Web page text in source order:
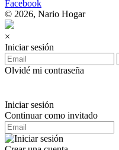
Facebook
© 2026, Nario Hogar
×
Iniciar sesión
Olvidé mi contraseña
Iniciar sesión
Continuar como invitado